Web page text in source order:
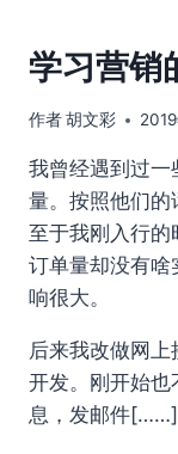
学习营销
作者胡文彩
我曾经遇到过一
量。按照他们的
至于我刚入行的
订单量却没有啥
响很大。
后来我改做网
开发。刚开始也
息，发邮件[……]